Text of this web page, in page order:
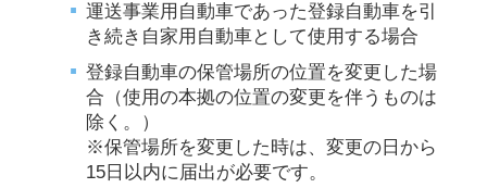
運送事業用自動車であった登録自動車を引
き続き自家用自動車として使用する場合
登録自動車の保管場所の位置を変更した場
合（使用の本拠の位置の変更を伴うものは
除く。）
※保管場所を変更した時は、変更の日から
15日以内に届出が必要です。